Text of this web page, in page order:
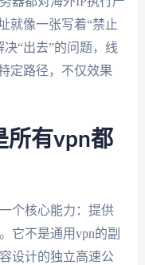
就像一张写着“禁止
“出去”的问题，线
定路径，不仅效果
所有vpn都
个核心能力：提供
它不是通用vpn的副
设计的独立高速公